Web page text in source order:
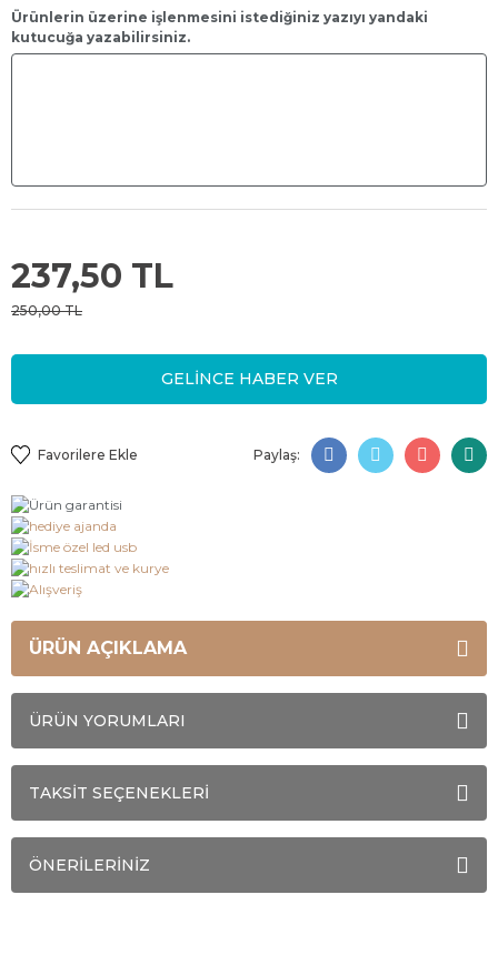
Ürünlerin üzerine işlenmesini istediğiniz yazıyı yandaki
kutucuğa yazabilirsiniz.
237,50 TL
250,00 TL
GELİNCE HABER VER
Paylaş:
ÜRÜN AÇIKLAMA
ÜRÜN YORUMLARI
TAKSİT SEÇENEKLERİ
ÖNERİLERİNİZ